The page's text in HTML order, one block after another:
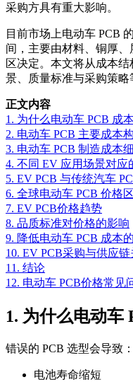
采购方具有重大影响。
目前市场上电动车 PCB
间，主要由材料、铜厚
区决定。本文将从成本
景、质量标准与采购策略
正文内容
1. 为什么电动车 PCB 成
2. 电动车 PCB 主要成本
3. 电动车 PCB 制造成本
4. 不同 EV 应用场景对应
5. EV PCB 与传统汽车
6. 全球电动车 PCB 价格
7. EV PCB价格趋势
8. 品质标准对价格的影响
9. 降低电动车 PCB 成本
10. EV PCB采购与供应
11. 结论
12. 电动车 PCB价格常见
1. 为什么电动车
错误的 PCB 选型会导致：
电池寿命缩短